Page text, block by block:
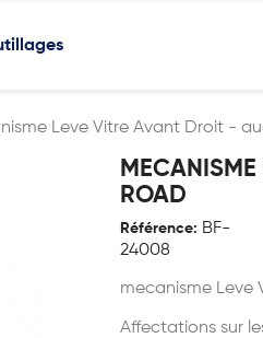
Leve Vitre Avant Droit -
ROAD
Référence: BF-
24008
mecanisme Leve
Affectations sur